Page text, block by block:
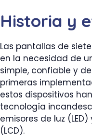
Historia y
Las pantallas de
en la necesidad de
simple, confiable y
primeras
estos dispositivos
tecnología
emisores de luz
(LCD).